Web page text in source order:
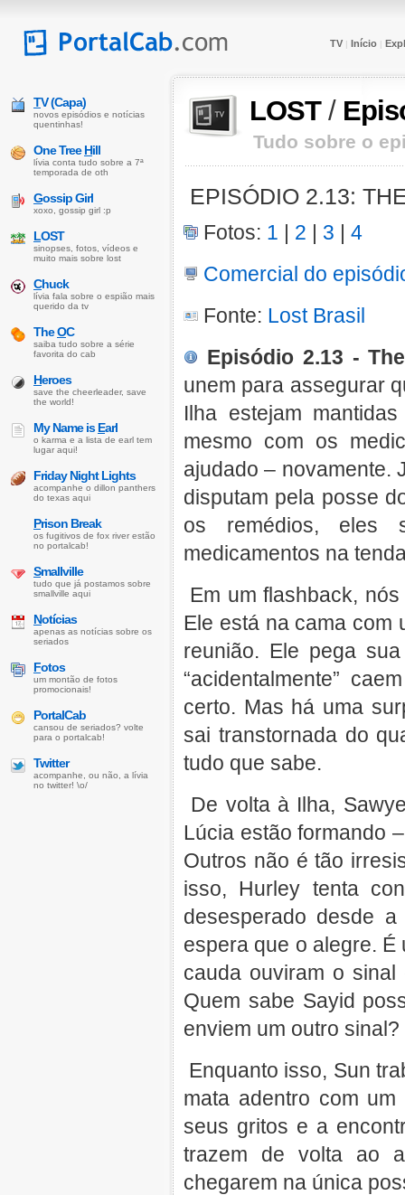
TV | Início |
LOST/
Tudo sobre o
EPISÓDIO 2.13:
Fotos: 1 | 2 | 3 | 4
Comercial do
Fonte: Lost Brasil
Episódio 2.13 -
unem para assegurar
Ilha estejam
mesmo com os
ajudado – novamente.
disputam pela posse
os remédios, eles
medicamentos na
Em um flashback,
Ele está na cama com
reunião. Ele pega
“acidentalmente”
certo. Mas há uma
sai transtornada do
tudo que sabe.
De volta à Ilha,
Lúcia estão formando
Outros não é tão
isso, Hurley tenta
desesperado desde
espera que o alegre.
cauda ouviram o
Quem sabe Sayid
enviem um outro sinal?
Enquanto isso, Sun
mata adentro com
seus gritos e a
trazem de volta ao
chegarem na única
TV (Capa)
novos episódios e notícias
quentinhas!
One TreeHill
lívia conta tudo sobre a 7ª
temporada de oth
Gossip Girl
xoxo, gossip girl :p
LOST
sinopses, fotos, vídeos e
muito mais sobre lost
Chuck
lívia fala sobre o espião mais
querido da tv
TheOC
saiba tudo sobre a série
favorita do cab
Heroes
save the cheerleader, save
the world!
My Name isEarl
o karma e a lista de earl tem
lugar aqui!
Friday Night Lights
acompanhe o dillon panthers
do texas aqui
Prison Break
os fugitivos de fox river estão
no portalcab!
Smallville
tudo que já postamos sobre
smallville aqui
Notícias
apenas as notícias sobre os
seriados
Fotos
um montão de fotos
promocionais!
PortalCab
cansou de seriados? volte
para o portalcab!
Twitter
acompanhe, ou não, a lívia
no twitter! \o/